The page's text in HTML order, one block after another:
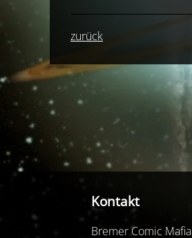
zurück
Kontakt
Bremer Comic Mafia